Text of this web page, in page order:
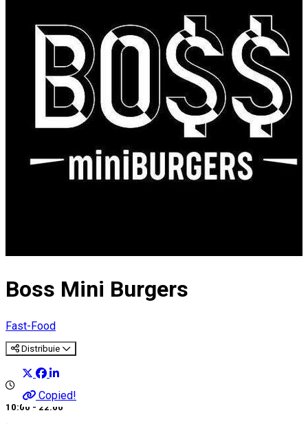
Boss Mini Burgers
Fast-Food
Distribuie
Copied!
10:00 - 22:00